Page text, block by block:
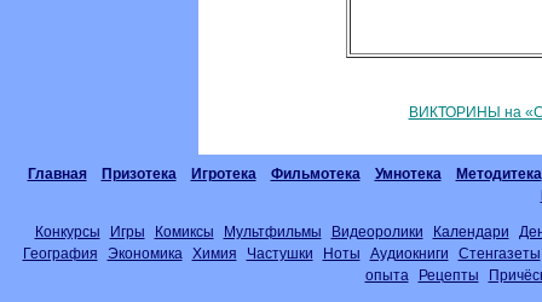
ВИКТОРИНЫ на
Главная Призотека Игротека Фильмотека Умнотека
Методитека
Конкурсы Игры Комиксы Мультфильмы Видеоролики Календари
География
Экономика Химия Частушки Ноты Аудиокниги
Стенгазеты
опыта
Рецепты